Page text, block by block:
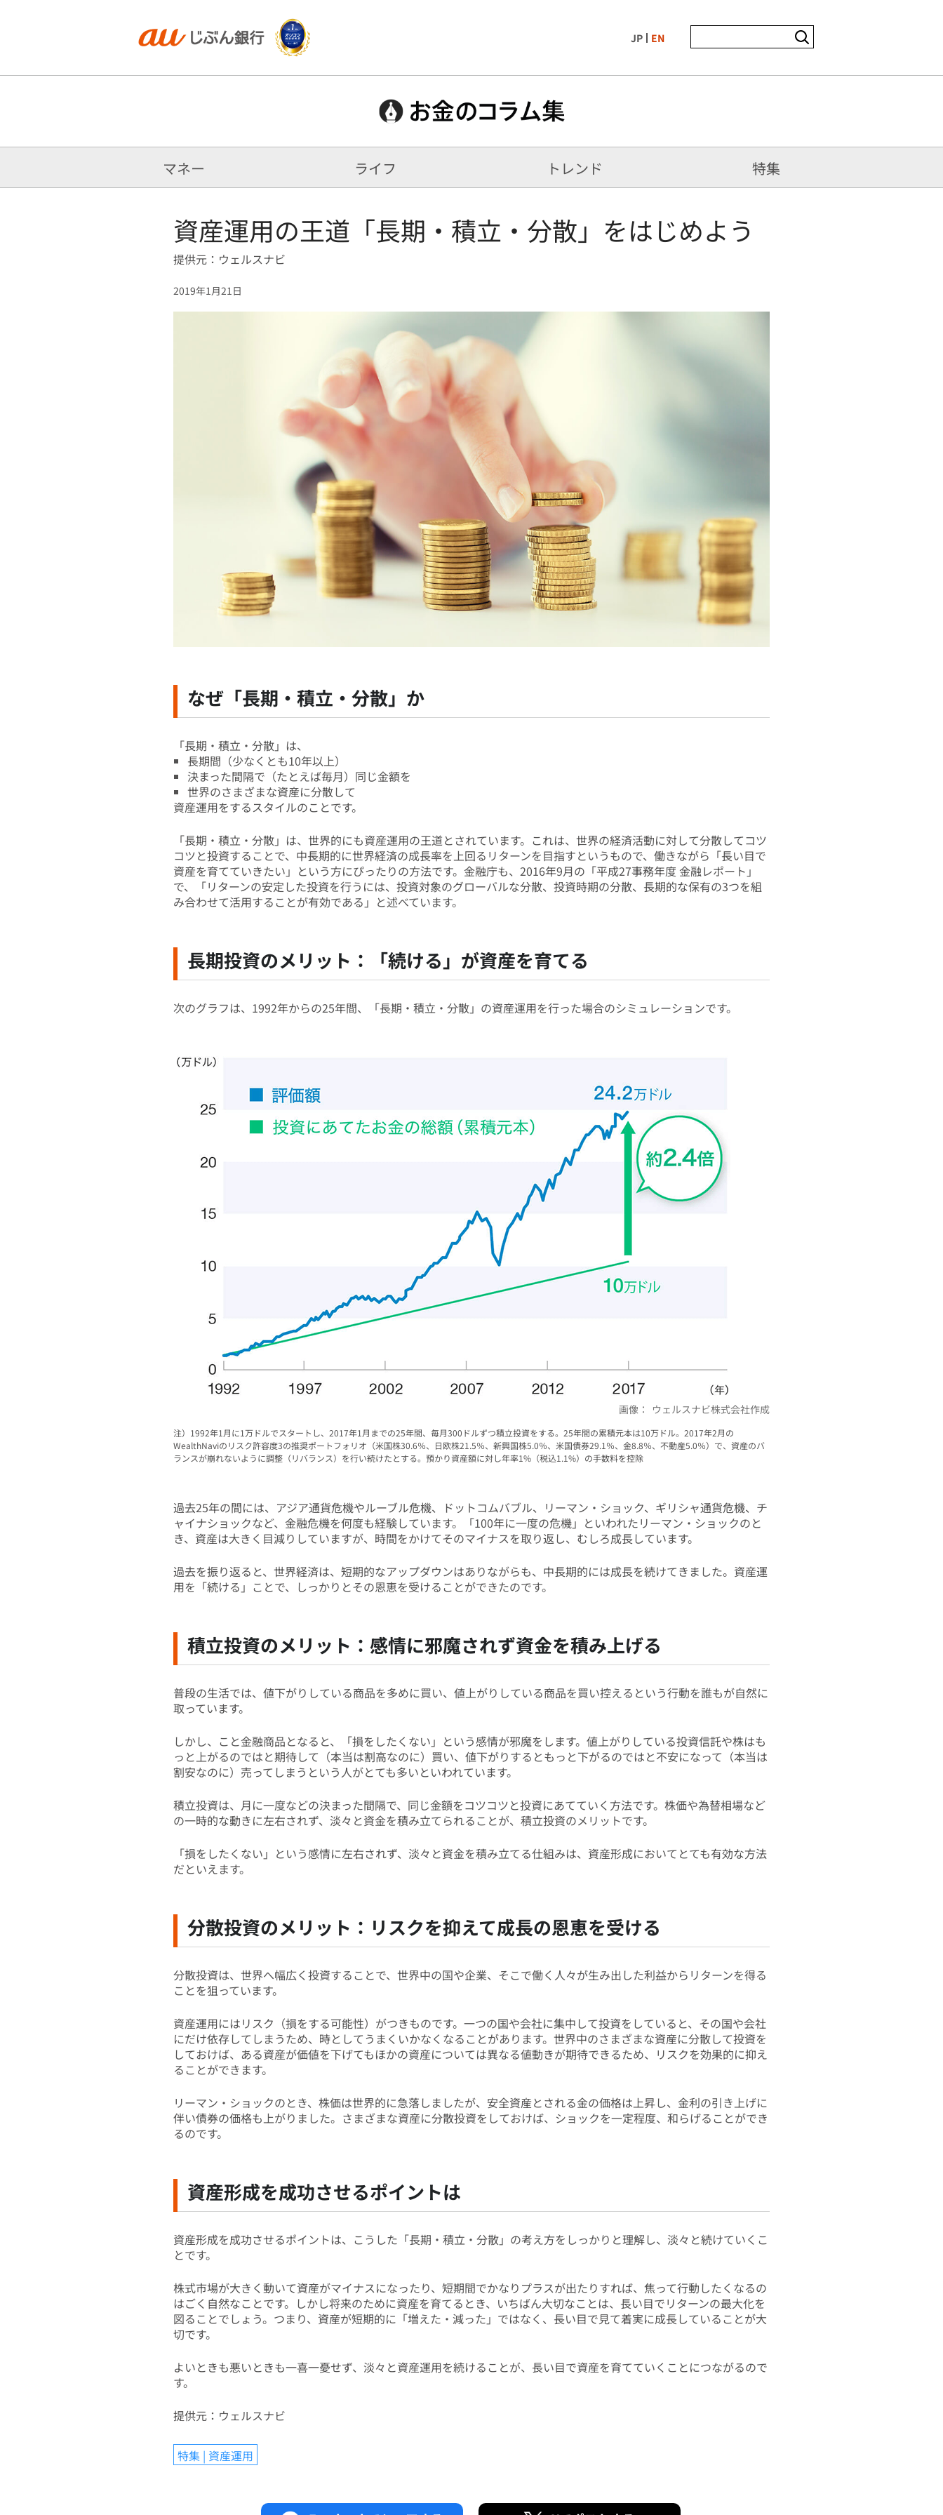
JP EN
マネー ライフ トレンド 特集
資産運用の王道「長期・積立・分散」をはじめよう
提供元：ウェルスナビ
2019年1月21日
なぜ「長期・積立・分散」か
「長期・積立・分散」は、
長期間（少なくとも10年以上）
決まった間隔で（たとえば毎月）同じ金額を
世界のさまざまな資産に分散して
資産運用をするスタイルのことです。
「長期・積立・分散」は、世界的にも資産運用の王道とされています。これは、世界の経済活動に対して分散してコツ
コツと投資することで、中長期的に世界経済の成長率を上回るリターンを目指すというもので、働きながら「長い目で
資産を育てていきたい」という方にぴったりの方法です。金融庁も、2016年9月の「平成27事務年度 金融レポート」
で、「リターンの安定した投資を行うには、投資対象のグローバルな分散、投資時期の分散、長期的な保有の3つを組
み合わせて活用することが有効である」と述べています。
長期投資のメリット：「続ける」が資産を育てる
次のグラフは、1992年からの25年間、「長期・積立・分散」の資産運用を行った場合のシミュレーションです。
画像： ウェルスナビ株式会社作成
注）1992年1月に1万ドルでスタートし、2017年1月までの25年間、毎月300ドルずつ積立投資をする。25年間の累積元本は10万ドル。2017年2月の
WealthNaviのリスク許容度3の推奨ポートフォリオ（米国株30.6％、日欧株21.5％、新興国株5.0％、米国債券29.1％、金8.8％、不動産5.0％）で、資産のバ
ランスが崩れないように調整（リバランス）を行い続けたとする。預かり資産額に対し年率1%（税込1.1%）の手数料を控除
過去25年の間には、アジア通貨危機やルーブル危機、ドットコムバブル、リーマン・ショック、ギリシャ通貨危機、チ
ャイナショックなど、金融危機を何度も経験しています。「100年に一度の危機」といわれたリーマン・ショックのと
き、資産は大きく目減りしていますが、時間をかけてそのマイナスを取り返し、むしろ成長しています。
過去を振り返ると、世界経済は、短期的なアップダウンはありながらも、中長期的には成長を続けてきました。資産運
用を「続ける」ことで、しっかりとその恩恵を受けることができたのです。
積立投資のメリット：感情に邪魔されず資金を積み上げる
普段の生活では、値下がりしている商品を多めに買い、値上がりしている商品を買い控えるという行動を誰もが自然に
取っています。
しかし、こと金融商品となると、「損をしたくない」という感情が邪魔をします。値上がりしている投資信託や株はも
っと上がるのではと期待して（本当は割高なのに）買い、値下がりするともっと下がるのではと不安になって（本当は
割安なのに）売ってしまうという人がとても多いといわれています。
積立投資は、月に一度などの決まった間隔で、同じ金額をコツコツと投資にあてていく方法です。株価や為替相場など
の一時的な動きに左右されず、淡々と資金を積み立てられることが、積立投資のメリットです。
「損をしたくない」という感情に左右されず、淡々と資金を積み立てる仕組みは、資産形成においてとても有効な方法
だといえます。
分散投資のメリット：リスクを抑えて成長の恩恵を受ける
分散投資は、世界へ幅広く投資することで、世界中の国や企業、そこで働く人々が生み出した利益からリターンを得る
ことを狙っています。
資産運用にはリスク（損をする可能性）がつきものです。一つの国や会社に集中して投資をしていると、その国や会社
にだけ依存してしまうため、時としてうまくいかなくなることがあります。世界中のさまざまな資産に分散して投資を
しておけば、ある資産が価値を下げてもほかの資産については異なる値動きが期待できるため、リスクを効果的に抑え
ることができます。
リーマン・ショックのとき、株価は世界的に急落しましたが、安全資産とされる金の価格は上昇し、金利の引き上げに
伴い債券の価格も上がりました。さまざまな資産に分散投資をしておけば、ショックを一定程度、和らげることができ
るのです。
資産形成を成功させるポイントは
資産形成を成功させるポイントは、こうした「長期・積立・分散」の考え方をしっかりと理解し、淡々と続けていくこ
とです。
株式市場が大きく動いて資産がマイナスになったり、短期間でかなりプラスが出たりすれば、焦って行動したくなるの
はごく自然なことです。しかし将来のために資産を育てるとき、いちばん大切なことは、長い目でリターンの最大化を
図ることでしょう。つまり、資産が短期的に「増えた・減った」ではなく、長い目で見て着実に成長していることが大
切です。
よいときも悪いときも一喜一憂せず、淡々と資産運用を続けることが、長い目で資産を育てていくことにつながるので
す。
提供元：ウェルスナビ
特集 | 資産運用